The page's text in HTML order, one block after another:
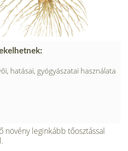
hatásai, gyógyászatai használata
növény leginkább tőosztással